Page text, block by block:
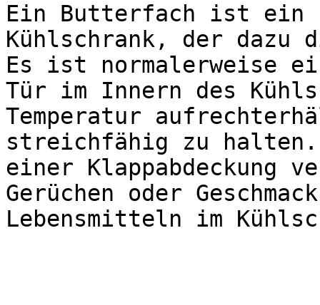
Ein Butterfach ist ein
Kühlschrank, der dazu
Es ist normalerweise
Tür im Innern des
Temperatur
streichfähig zu
einer Klappabdeckung
Gerüchen oder